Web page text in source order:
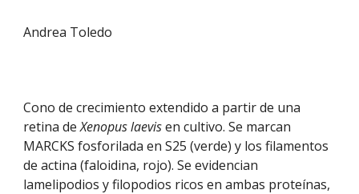
Andrea Toledo
Cono de crecimiento extendido a partir de una
retina deXenopus laevisen cultivo. Se marcan
MARCKS fosforilada en S25 (verde) y los filamentos
de actina (faloidina, rojo). Se evidencian
lamelipodios y filopodios ricos en ambas proteínas,